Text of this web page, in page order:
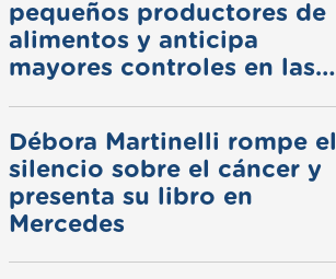
pequeños productores de
alimentos y anticipa
mayores controles en las
Débora Martinelli rompe el
silencio sobre el cáncer y
presenta su libro en
Mercedes